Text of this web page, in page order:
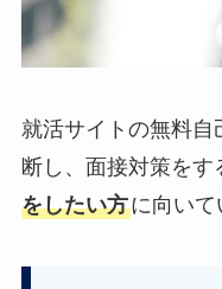
就活サイトの無料自
断し、面接対策をす
をしたい方に向いて